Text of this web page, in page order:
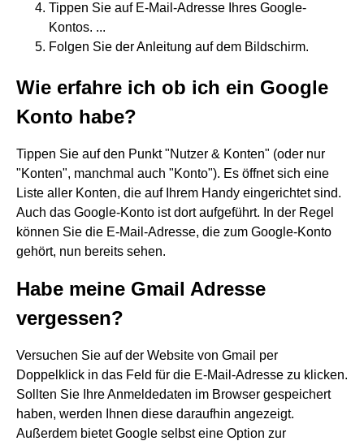
Tippen Sie auf E-Mail-Adresse Ihres Google-
Kontos. ...
Folgen Sie der Anleitung auf dem Bildschirm.
Wie erfahre ich ob ich ein Google
Konto habe?
Tippen Sie auf den Punkt "Nutzer & Konten" (oder nur
"Konten", manchmal auch "Konto"). Es öffnet sich eine
Liste aller Konten, die auf Ihrem Handy eingerichtet sind.
Auch das Google-Konto ist dort aufgeführt. In der Regel
können Sie die E-Mail-Adresse, die zum Google-Konto
gehört, nun bereits sehen.
Habe meine Gmail Adresse
vergessen?
Versuchen Sie auf der Website von Gmail per
Doppelklick in das Feld für die E-Mail-Adresse zu klicken.
Sollten Sie Ihre Anmeldedaten im Browser gespeichert
haben, werden Ihnen diese daraufhin angezeigt.
Außerdem bietet Google selbst eine Option zur